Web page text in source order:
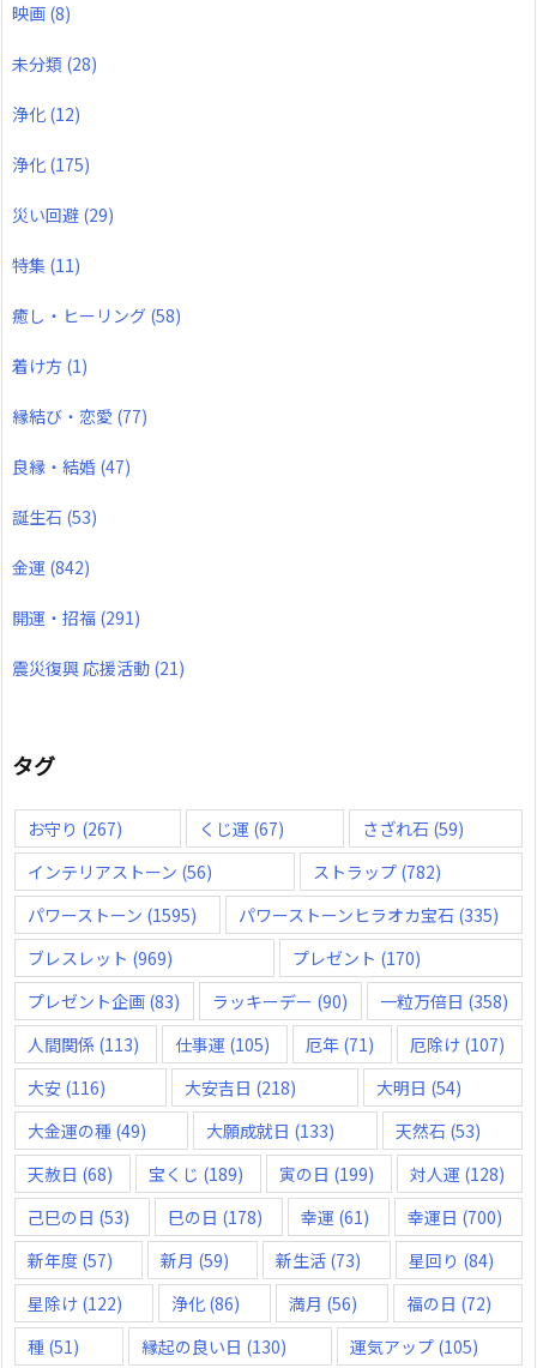
映画 (8)
未分類 (28)
浄化 (12)
浄化 (175)
災い回避 (29)
特集 (11)
癒し・ヒーリング (58)
着け方 (1)
縁結び・恋愛 (77)
良縁・結婚 (47)
誕生石 (53)
金運 (842)
開運・招福 (291)
震災復興 応援活動 (21)
タグ
お守り (267) くじ運 (67) さざれ石 (59)
インテリアストーン (56) ストラップ(782)
パワーストーン (1595) パワーストーンヒラオカ宝石 (335)
ブレスレット (969) プレゼント (170)
プレゼント企画 (83) ラッキーデー (90) 一粒万倍日 (358)
人間関係 (113) 仕事運 (105) 厄年 (71) 厄除け (107)
大安 (116) 大安吉日 (218) 大明日 (54)
大金運の種 (49) 大願成就日 (133) 天然石 (53)
天赦日 (68) 宝くじ (189) 寅の日 (199) 対人運 (128)
己巳の日 (53) 巳の日 (178) 幸運 (61) 幸運日 (700)
新年度 (57) 新月 (59) 新生活 (73) 星回り (84)
星除け (122) 浄化 (86) 満月 (56) 福の日 (72)
種 (51) 縁起の良い日 (130) 運気アップ(105)